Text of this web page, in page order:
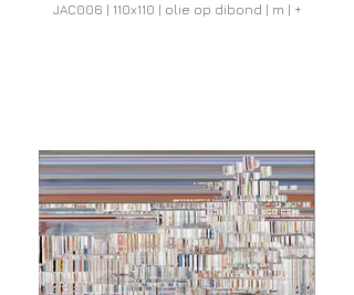
JAC006 | 110x110 | olie op dibond | m | +